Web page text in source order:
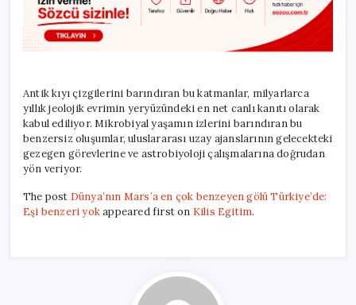
Antik kıyı çizgilerini barındıran bu katmanlar, milyarlarca
yıllık jeolojik evrimin yeryüzündeki en net canlı kanıtı olarak
kabul ediliyor. Mikrobiyal yaşamın izlerini barındıran bu
benzersiz oluşumlar, uluslararası uzay ajanslarının gelecekteki
gezegen görevlerine ve astrobiyoloji çalışmalarına doğrudan
yön veriyor.
The post Dünya’nın Mars’a en çok benzeyen gölü Türkiye’de:
Eşi benzeri yokappeared first on Kilis Egitim.